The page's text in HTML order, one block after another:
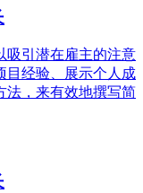
吸引潜在雇主的注意
目经验、展示个人成
法，来有效地撰写简